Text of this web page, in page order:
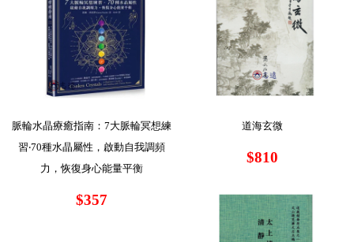
脈輪水晶療癒指南：7大脈輪冥想練
習‧70種水晶屬性，啟動自我調頻
力，恢復身心能量平衡
$357
道海玄微
$810